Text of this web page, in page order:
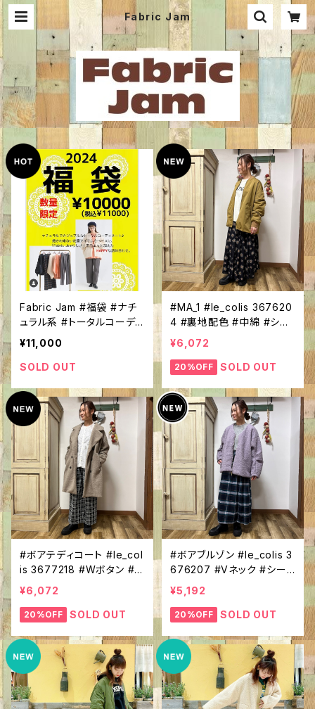
Fabric Jam
Fabric Jam #福袋 #ナチ
ュラル系 #トータルコーディ
ネート #アウター込み5点 #
異素材切替ブルゾン #ケー
ブル編み #ニットカーディガ
#ツイルパンツ #デザインブ
ラウス #トートバッグ入り
¥11,000
SOLD OUT
#MA_1 #le_colis 367620
4 #裏地配色 #中綿 #シン
プルアウター #エムエーワ
¥6,072
20%OFF SOLD OUT
#ボアテディコート #le_col
is 3677218 #Wボタン #ミ
ドル丈 #もこもこアウター
¥6,072
20%OFF SOLD OUT
#ボアブルゾン #le_colis 3
676207 #Vネック #シー
プボア #もこもこアウター
¥5,192
20%OFF SOLD OUT